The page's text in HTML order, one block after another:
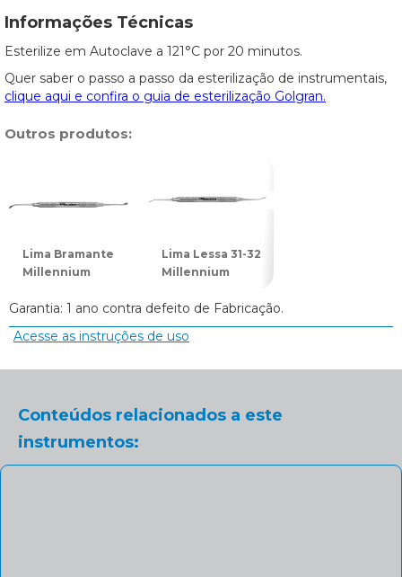
Informações Técnicas
Esterilize em Autoclave a 121°C por 20 minutos.
Quer saber o passo a passo da esterilização de instrumentais,
clique aqui e confira o guia de esterilização Golgran.
Outros produtos:
Lima Bramante
Millennium
Lima Lessa 31-32
Millennium
Garantia: 1 ano contra defeito de Fabricação.
Acesse as instruções de uso
Conteúdos relacionados a este
instrumentos: